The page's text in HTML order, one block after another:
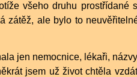
všeho druhu prostřídané
zátěž, ale bylo to
jen nemocnice, lékaři,
jsem už život chtěla